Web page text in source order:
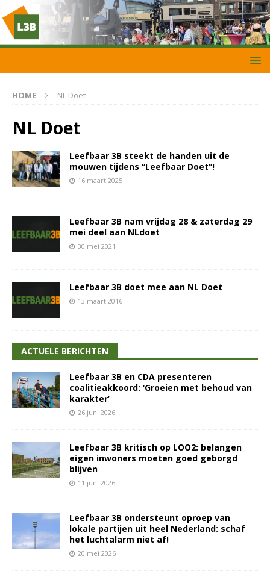
HOME NL Doet
NL Doet
Leefbaar 3B steekt de handen uit de
mouwen tijdens “Leefbaar Doet”!
16 maart 2025
Leefbaar 3B nam vrijdag 28 & zaterdag 29
mei deel aan NLdoet
30 mei 2021
Leefbaar 3B doet mee aan NL Doet
13 maart 2016
ACTUELE BERICHTEN
Leefbaar 3B en CDA presenteren
coalitieakkoord: ‘Groeien met behoud van
karakter’
26 juni 2026
Leefbaar 3B kritisch op LOO2: belangen
eigen inwoners moeten goed geborgd
blijven
11 juni 2026
Leefbaar 3B ondersteunt oproep van
lokale partijen uit heel Nederland: schaf
het luchtalarm niet af!
20 mei 2026